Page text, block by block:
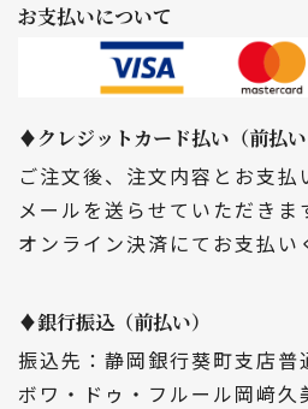
お支払いについて
♦クレジットカード払い（前払
ご注文後、注文内容とお支
メールを送らせていただきま
オンライン決済にてお支払い
♦銀行振込（前払い）
振込先：静岡銀行葵町支店
ボワ・ドゥ・フルール岡﨑久